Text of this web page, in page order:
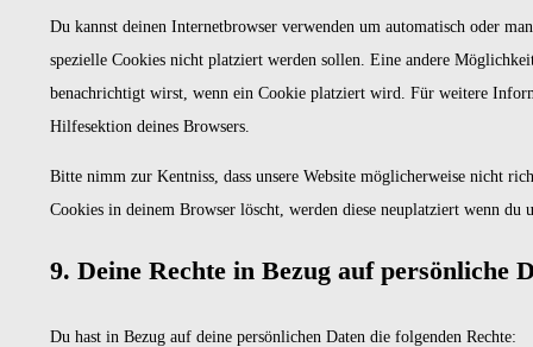
Du kannst deinen Internetbrowser verwenden um automatisch oder
spezielle Cookies nicht platziert werden sollen. Eine andere
benachrichtigt wirst, wenn ein Cookie platziert wird. Für weitere
Hilfesektion deines Browsers.
Bitte nimm zur Kentniss, dass unsere Website möglicherweise nicht
Cookies in deinem Browser löscht, werden diese neuplatziert wenn du
9. Deine Rechte in Bezug auf persönliche
Du hast in Bezug auf deine persönlichen Daten die folgenden Rechte: